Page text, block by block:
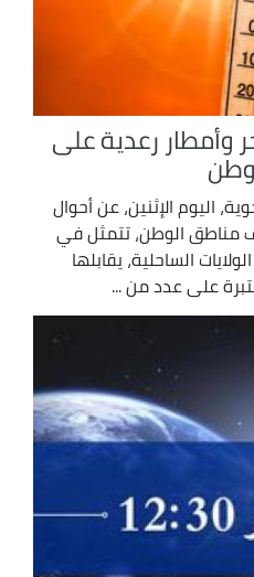
وأمطار رعدية على
اليوم الإثنين، عن أحوال
مناطق الوطن، تتمثل في
الساحلية، يقابلها
على عدد من ...